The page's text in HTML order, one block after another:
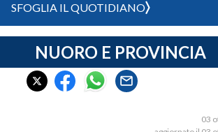
CRONACA SARDEGNA
CAGLIARI
SFOGLIA IL QUOTIDIANO
NUORO E PROVINCIA
03